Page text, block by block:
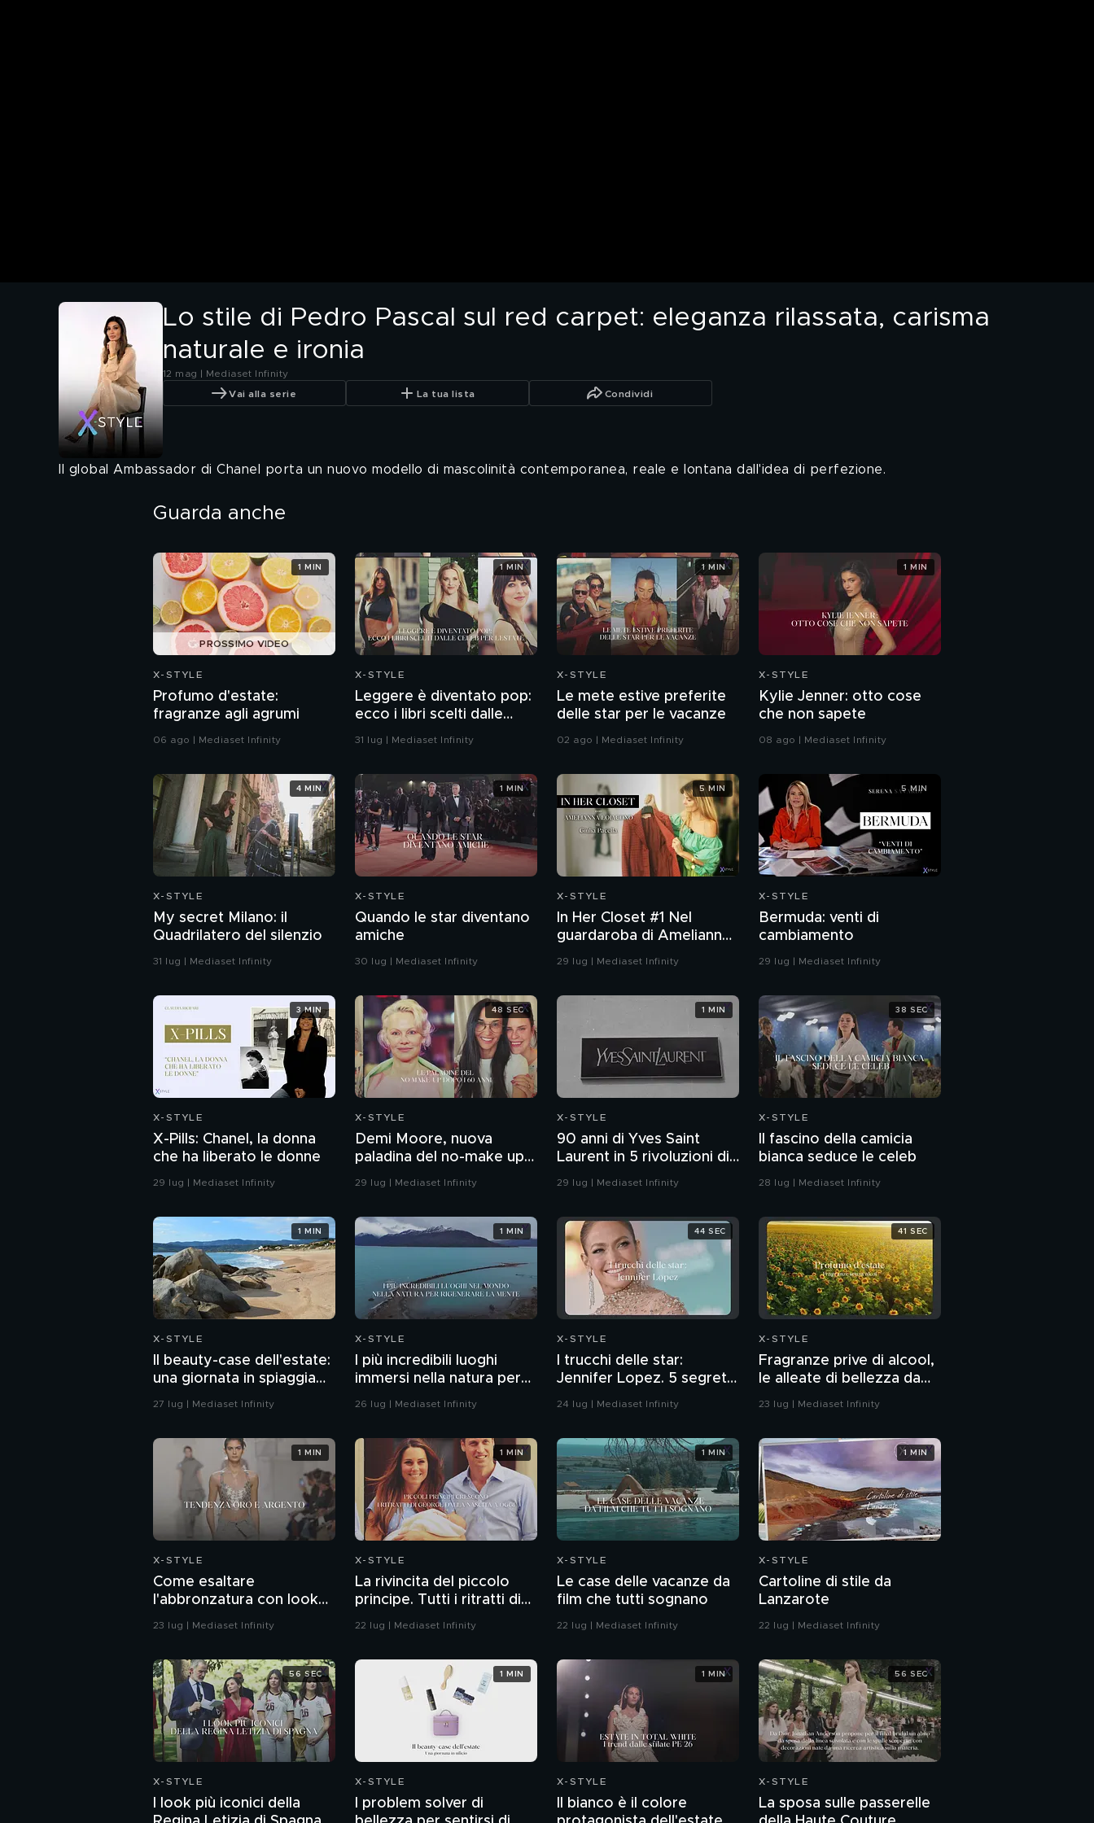
Lo stile di Pedro Pascal sul red carpet: eleganza rilassata, carisma
naturale e ironia
12 mag | Mediaset Infinity
Vai alla serie La tua lista Condividi
Il global Ambassador di Chanel porta un nuovo modello di mascolinità contemporanea, reale e lontana dall'idea di perfezione.
Guarda anche
PROSSIMO VIDEO
X-STYLE
Profumo d'estate:
fragranze agli agrumi
06 ago | Mediaset Infinity
1 MIN
X-STYLE
Leggere è diventato pop:
ecco i libri scelti dalle
celeb per l'estate
31 lug | Mediaset Infinity
1 MIN
X-STYLE
Le mete estive preferite
delle star per le vacanze
02 ago | Mediaset Infinity
1 MIN
X-STYLE
Kylie Jenner: otto cose
che non sapete
08 ago | Mediaset Infinity
1 MIN
X-STYLE
My secret Milano: il
Quadrilatero del silenzio
31 lug | Mediaset Infinity
4 MIN
X-STYLE
Quando le star diventano
amiche
30 lug | Mediaset Infinity
1 MIN
X-STYLE
In Her Closet #1 Nel
guardaroba di Amelianna
Loiacono
29 lug | Mediaset Infinity
5 MIN
X-STYLE
Bermuda: venti di
cambiamento
29 lug | Mediaset Infinity
5 MIN
X-STYLE
X-Pills: Chanel, la donna
che ha liberato le donne
29 lug | Mediaset Infinity
3 MIN
X-STYLE
Demi Moore, nuova
paladina del no-make up
dopo i 60 anni
29 lug | Mediaset Infinity
48 SEC
X-STYLE
90 anni di Yves Saint
Laurent in 5 rivoluzioni di
moda
29 lug | Mediaset Infinity
1 MIN
X-STYLE
Il fascino della camicia
bianca seduce le celeb
28 lug | Mediaset Infinity
38 SEC
X-STYLE
Il beauty-case dell'estate:
una giornata in spiaggia
tra sole e relax
27 lug | Mediaset Infinity
1 MIN
X-STYLE
I più incredibili luoghi
immersi nella natura per
rigenerare la mente
26 lug | Mediaset Infinity
1 MIN
X-STYLE
I trucchi delle star:
Jennifer Lopez. 5 segreti
di bellezza per replicarne
24 lug | Mediaset Infinity
44 SEC
X-STYLE
Fragranze prive di alcool,
le alleate di bellezza da
portare sotto
23 lug | Mediaset Infinity
41 SEC
X-STYLE
Come esaltare
l'abbronzatura con look
oro e argento
23 lug | Mediaset Infinity
1 MIN
X-STYLE
La rivincita del piccolo
principe. Tutti i ritratti di
George dalla nascita a
22 lug | Mediaset Infinity
1 MIN
X-STYLE
Le case delle vacanze da
film che tutti sognano
22 lug | Mediaset Infinity
1 MIN
X-STYLE
Cartoline di stile da
Lanzarote
22 lug | Mediaset Infinity
1 MIN
X-STYLE
I look più iconici della
56 SEC
X-STYLE
I problem solver di
1 MIN
X-STYLE
Il bianco è il colore
1 MIN
X-STYLE
La sposa sulle passerelle
56 SEC